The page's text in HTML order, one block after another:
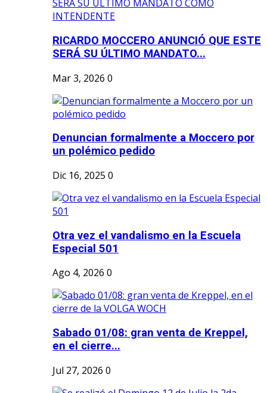
RICARDO MOCCERO ANUNCIÓ QUE ESTE
SERÁ SU ÚLTIMO MANDATO...
Mar 3, 2026 0
Denuncian formalmente a Moccero por
un polémico pedido
Dic 16, 2025 0
Otra vez el vandalismo en la Escuela
Especial 501
Ago 4, 2026 0
Sabado 01/08: gran venta de Kreppel,
en el cierre...
Jul 27, 2026 0